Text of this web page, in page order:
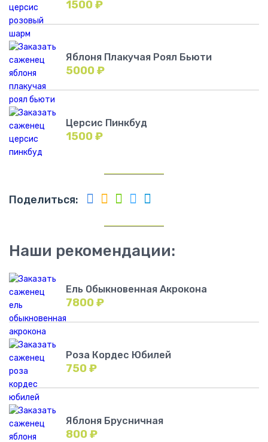
1500₽
Яблоня Плакучая Роял Бьюти
5000₽
Церсис Пинкбуд
1500₽
Поделиться:
Наши рекомендации:
Ель Обыкновенная Акрокона
7800₽
Роза Кордес Юбилей
750₽
Яблоня Брусничная
800₽